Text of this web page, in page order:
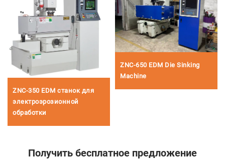
ZNC-350 EDM станок для
электроэрозионной
обработки
ZNC-650 EDM Die Sinking
Machine
Получить бесплатное предложение